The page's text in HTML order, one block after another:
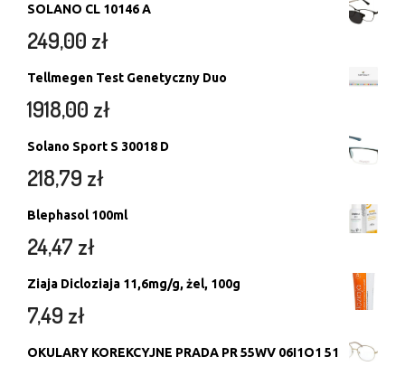
SOLANO CL 10146 A
249,00 zł
Tellmegen Test Genetyczny Duo
1918,00 zł
Solano Sport S 30018 D
218,79 zł
Blephasol 100ml
24,47 zł
Ziaja Dicloziaja 11,6mg/g, żel, 100g
7,49 zł
OKULARY KOREKCYJNE PRADA PR 55WV 06I1O1 51